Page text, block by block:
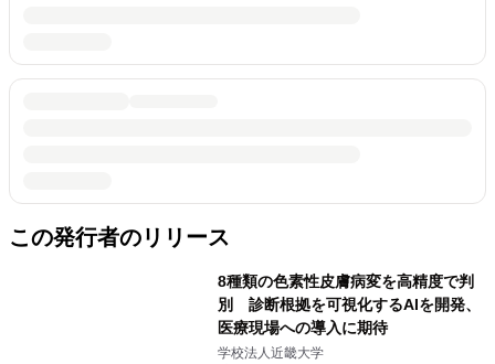
この発行者のリリース
8種類の色素性皮膚病変を高精度で判
別 診断根拠を可視化するAIを開発、
医療現場への導入に期待
学校法人近畿大学